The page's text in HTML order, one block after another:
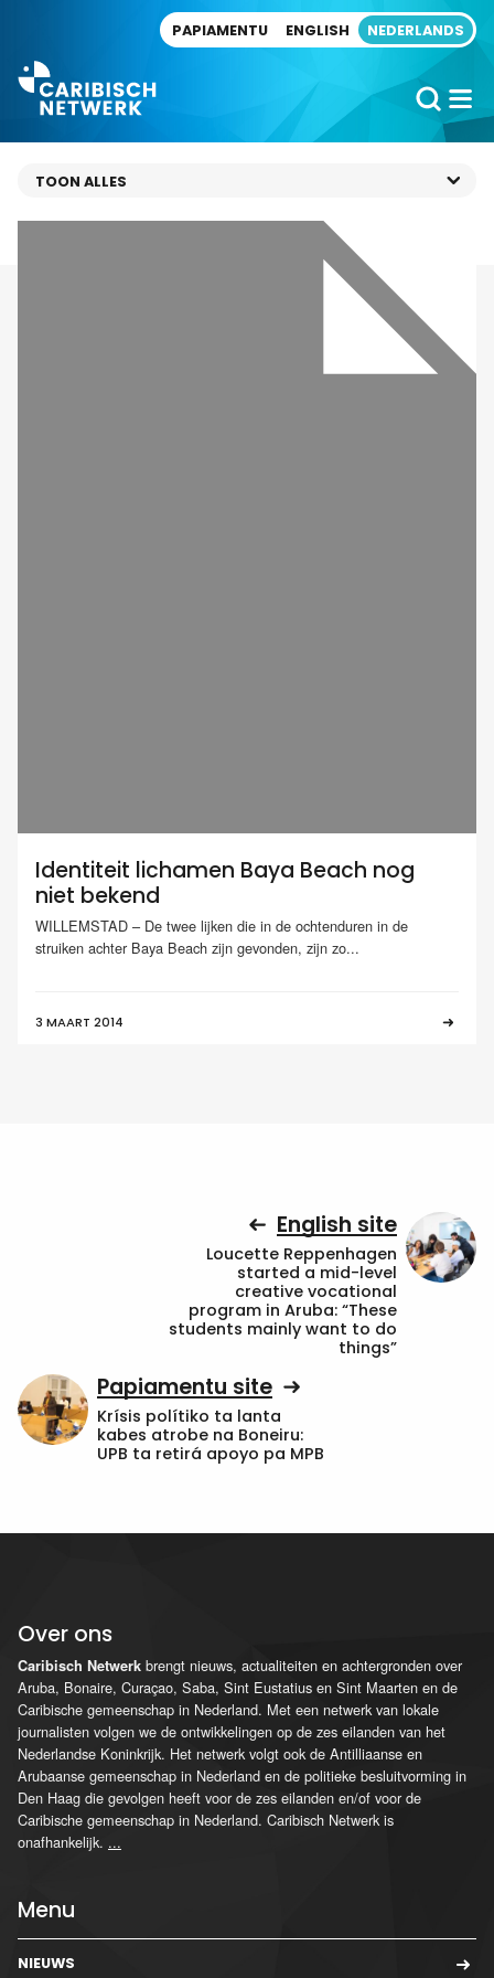
PAPIAMENTU ENGLISH NEDERLANDS
Identiteit lichamen Baya Beach nog
niet bekend
WILLEMSTAD – De twee lijken die in de ochtenduren in de
struiken achter Baya Beach zijn gevonden, zijn zo...
3 MAART 2014
English site
Loucette Reppenhagen
started a mid-level
creative vocational
program in Aruba: “These
students mainly want to do
things”
Papiamentu site
Krísis polítiko ta lanta
kabes atrobe na Boneiru:
UPB ta retirá apoyo pa MPB
Over ons
Caribisch Netwerk brengt nieuws, actualiteiten en achtergronden over
Aruba, Bonaire, Curaçao, Saba, Sint Eustatius en Sint Maarten en de
Caribische gemeenschap in Nederland. Met een netwerk van lokale
journalisten volgen we de ontwikkelingen op de zes eilanden van het
Nederlandse Koninkrijk. Het netwerk volgt ook de Antilliaanse en
Arubaanse gemeenschap in Nederland en de politieke besluitvorming in
Den Haag die gevolgen heeft voor de zes eilanden en/of voor de
Caribische gemeenschap in Nederland. Caribisch Netwerk is
onafhankelijk. ...
Menu
NIEUWS